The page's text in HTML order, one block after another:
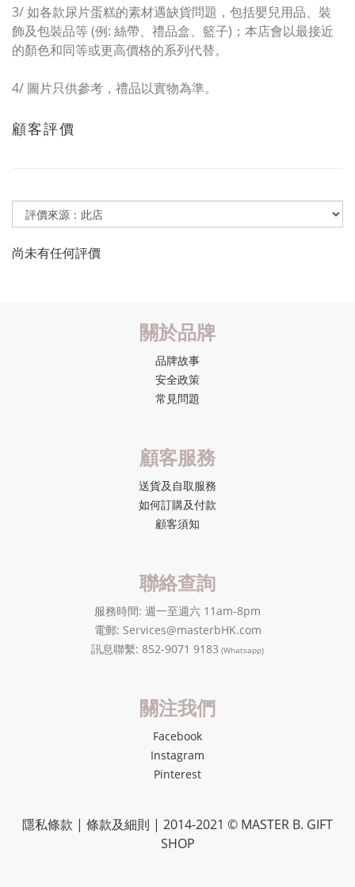
3/如各款尿片蛋糕的素材遇缺貨問題 ，包括嬰兒用品、 裝
飾及包裝品等 (例: 絲帶、禮品盒、籃子)； 本店會以最接近
的顏色和同等或更高價格的系列代替。
4/ 圖片只供參考，禮品以實物為準。
顧客評價
尚未有任何評價
關於品牌
品牌故事
安全政策
常見問題
顧客服務
送貨及自取服務
如何訂購及付款
顧客須知
聯絡查詢
服務時間: 週一至週六 11am-8pm
電郵: Services@masterbHK.com
訊息聯繫: 852-9071 9183 (Whatsapp)
關注我們
Facebook
Instagram
Pinterest
隱私條款 | 條款及細則 | 2014-2021 © MASTER B. GIFT
SHOP